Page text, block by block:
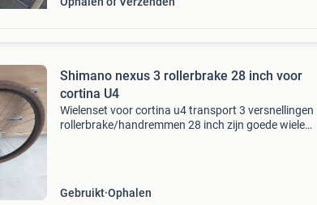
Shimano nexus 3 rollerbrake 28 inch voor
cortina U4
Wielenset voor cortina u4 transport 3 versnellingen
rollerbrake/handremmen 28 inch zijn goede wielen
Gebruikt Ophalen